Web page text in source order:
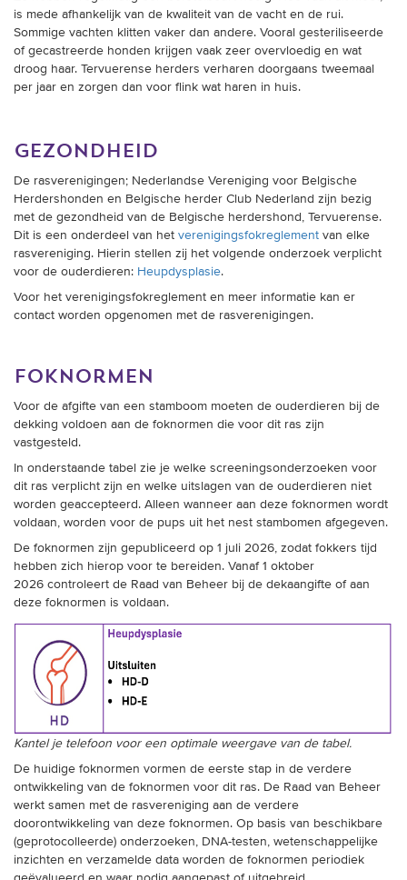
is mede afhankelijk van de kwaliteit van de vacht en de rui.
Sommige vachten klitten vaker dan andere. Vooral gesteriliseerde
of gecastreerde honden krijgen vaak zeer overvloedig en wat
droog haar. Tervuerense herders verharen doorgaans tweemaal
per jaar en zorgen dan voor flink wat haren in huis.
gezondheid
De rasverenigingen; Nederlandse Vereniging voor Belgische
Herdershonden en Belgische herder Club Nederland zijn bezig
met de gezondheid van de Belgische herdershond, Tervuerense.
Dit is een onderdeel van het
verenigingsfokreglement van elke
rasvereniging. Hierin stellen zij het volgende onderzoek verplicht
voor de ouderdieren: Heupdysplasie
Voor het verenigingsfokreglement en meer informatie kan er
contact worden opgenomen met de rasverenigingen.
foknormen
Voor de afgifte van een stamboom moeten de ouderdieren bij de
dekking voldoen aan de foknormen die voor dit ras zijn
vastgesteld.
In onderstaande tabel zie je welke screeningsonderzoeken voor
dit ras verplicht zijn en welke uitslagen van de ouderdieren niet
worden geaccepteerd. Alleen wanneer aan deze foknormen wordt
voldaan, worden voor de pups uit het nest stambomen afgegeven.
De foknormen zijn gepubliceerd op 1 juli 2026, zodat fokkers tijd
hebben zich hierop voor te bereiden. Vanaf 1 oktober
2026 controleert de Raad van Beheer bij de dekaangifte of aan
deze foknormen is voldaan.
Kantel je telefoon voor een optimale weergave van de tabel.
De huidige foknormen vormen de eerste stap in de verdere
ontwikkeling van de foknormen voor dit ras. De Raad van Beheer
werkt samen met de rasvereniging aan de verdere
doorontwikkeling van deze foknormen. Op basis van beschikbare
(geprotocolleerde) onderzoeken, DNA-testen, wetenschappelijke
inzichten en verzamelde data worden de foknormen periodiek
geëvalueerd en waar nodig aangepast of uitgebreid.